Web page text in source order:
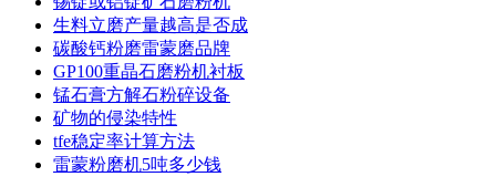
生料立磨产量越高是否成
碳酸钙粉磨雷蒙磨品牌
GP100重晶石磨粉机衬板
锰石膏方解石粉碎设备
矿物的侵染特性
tfe稳定率计算方法
雷蒙粉磨机5吨多少钱